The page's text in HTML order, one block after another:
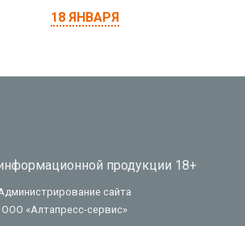
18 ЯНВАРЯ
продукции 18+
сайта
ООО «Алтапресс-сервис»